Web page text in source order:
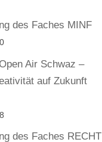
des Faches MINF
Air Schwaz –
auf Zukunft
des Faches RECHT